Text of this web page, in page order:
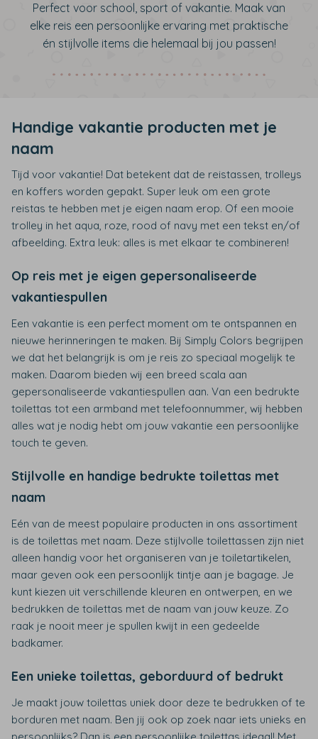
Perfect voor school, sport of vakantie. Maak van
elke reis een persoonlijke ervaring met praktische
én stijlvolle items die helemaal bij jou passen!
Handige vakantie producten met je
naam
Tijd voor vakantie! Dat betekent dat de reistassen, trolleys
en koffers worden gepakt. Super leuk om een grote
reistas te hebben met je eigen naam erop. Of een mooie
trolley in het aqua, roze, rood of navy met een tekst en/of
afbeelding. Extra leuk: alles is met elkaar te combineren!
Op reis met je eigen gepersonaliseerde
vakantiespullen
Een vakantie is een perfect moment om te ontspannen en
nieuwe herinneringen te maken. Bij Simply Colors begrijpen
we dat het belangrijk is om je reis zo speciaal mogelijk te
maken. Daarom bieden wij een breed scala aan
gepersonaliseerde vakantiespullen aan. Van een bedrukte
toilettas tot een armband met telefoonnummer, wij hebben
alles wat je nodig hebt om jouw vakantie een persoonlijke
touch te geven.
Stijlvolle en handige bedrukte toilettas met
naam
Eén van de meest populaire producten in ons assortiment
is de toilettas met naam. Deze stijlvolle toilettassen zijn niet
alleen handig voor het organiseren van je toiletartikelen,
maar geven ook een persoonlijk tintje aan je bagage. Je
kunt kiezen uit verschillende kleuren en ontwerpen, en we
bedrukken de toilettas met de naam van jouw keuze. Zo
raak je nooit meer je spullen kwijt in een gedeelde
badkamer.
Een unieke toilettas, geborduurd of bedrukt
Je maakt jouw toilettas uniek door deze te bedrukken of te
borduren met naam. Ben jij ook op zoek naar iets unieks en